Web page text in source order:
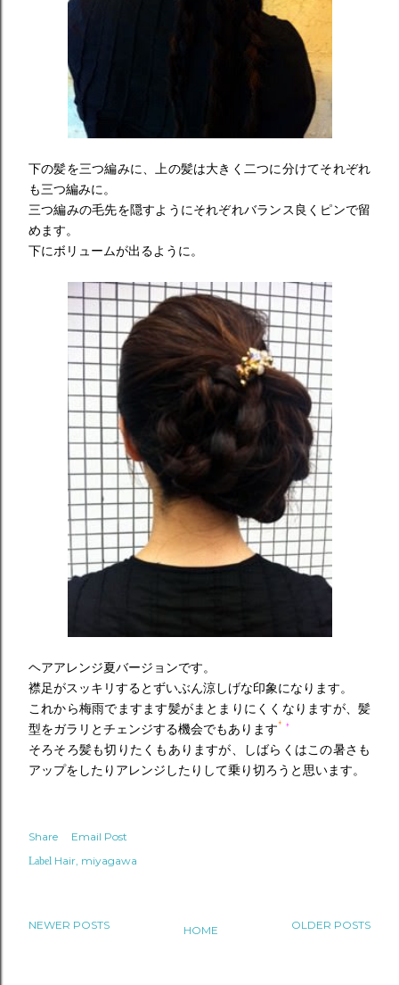
下の髪を三つ編みに、上の髪は大きく二つに分けてそれぞれ
も三つ編みに。
三つ編みの毛先を隠すようにそれぞれバランス良くピンで留
めます。
下にボリュームが出るように。
ヘアアレンジ夏バージョンです。
襟足がスッキリするとずいぶん涼しげな印象になります。
これから梅雨でますます髪がまとまりにくくなりますが、髪
型をガラリとチェンジする機会でもあります
そろそろ髪も切りたくもありますが、しばらくはこの暑さも
アップをしたりアレンジしたりして乗り切ろうと思います。
Share Email Post
Label Hair miyagawa
NEWER POSTS OLDER POSTS
HOME